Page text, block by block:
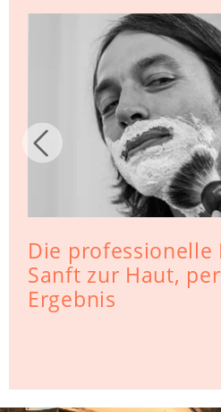
Die professionelle
Sanft zur Haut,
Ergebnis